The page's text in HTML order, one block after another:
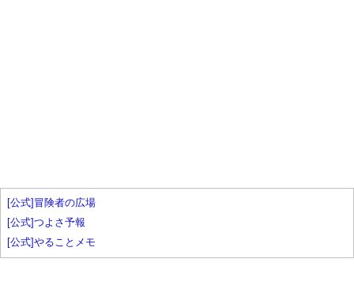
[公式]冒険者の広場
[公式]つよさ予報
[公式]やることメモ